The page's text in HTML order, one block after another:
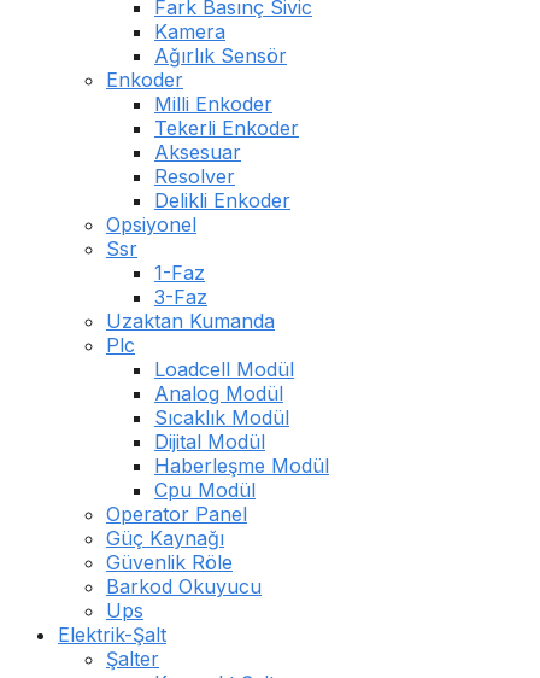
Fark Basınç Sivic
Kamera
Ağırlık Sensör
Enkoder
Milli Enkoder
Tekerli Enkoder
Aksesuar
Resolver
Delikli Enkoder
Opsiyonel
Ssr
1-Faz
3-Faz
Uzaktan Kumanda
Plc
Loadcell Modül
Analog Modül
Sıcaklık Modül
Dijital Modül
Haberleşme Modül
Cpu Modül
Operator Panel
Güç Kaynağı
Güvenlik Röle
Barkod Okuyucu
Ups
Elektrik-Şalt
Şalter